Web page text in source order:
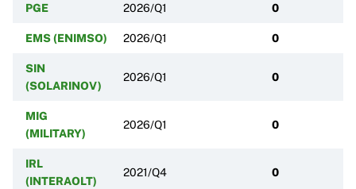
PGE 2026/Q1 0
EMS (ENIMSO) 2026/Q1 0
SIN
(SOLARINOV)
2026/Q1 0
MIG
(MILITARY)
2026/Q1 0
IRL
(INTERAOLT)
2021/Q4 0